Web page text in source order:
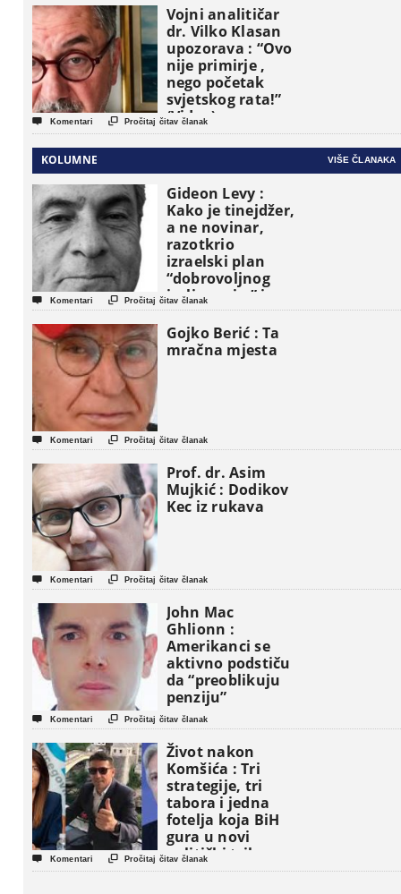
Vojni analitičar
dr. Vilko Klasan
upozorava : “Ovo
nije primirje ,
nego početak
svjetskog rata!”
(Video)
 Komentari  Pročitaj čitav članak
KOLUMNE VIŠE ČLANAKA
Gideon Levy :
Kako je tinejdžer,
a ne novinar,
razotkrio
izraelski plan
“dobrovoljnog
iseljavanja ” iz
Gaze
 Komentari  Pročitaj čitav članak
Gojko Berić : Ta
mračna mjesta
 Komentari  Pročitaj čitav članak
Prof. dr. Asim
Mujkić : Dodikov
Kec iz rukava
 Komentari  Pročitaj čitav članak
John Mac
Ghlionn :
Amerikanci se
aktivno podstiču
da “preoblikuju
penziju”
 Komentari  Pročitaj čitav članak
Život nakon
Komšića : Tri
strategije, tri
tabora i jedna
fotelja koja BiH
gura u novi
politički triler
 Komentari  Pročitaj čitav članak